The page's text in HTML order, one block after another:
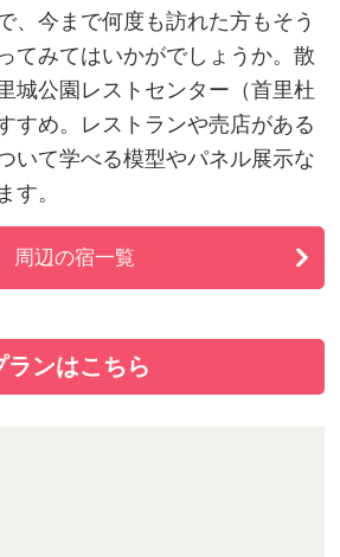
、今まで何度も訪れた方もそう
てみてはいかがでしょうか。散
城公園レストセンター（首里杜
すめ。レストランや売店がある
いて学べる模型やパネル展示な
す。
周辺の宿一覧
ンはこちら